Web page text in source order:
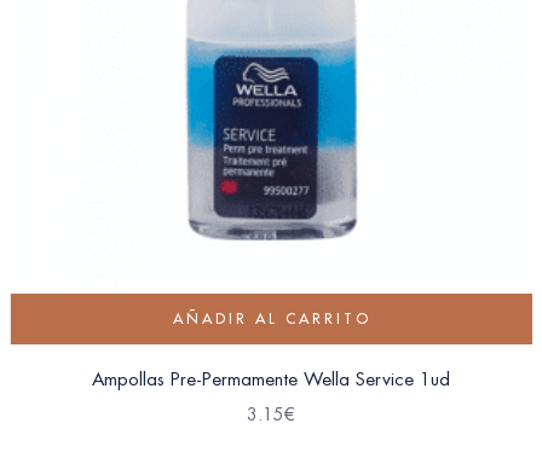
AÑADIR AL CARRITO
Ampollas Pre-Permamente Wella Service 1ud
3.15€